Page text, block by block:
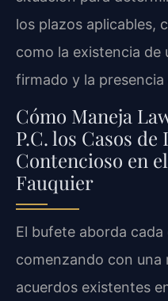
los plazos aplicables,
como la existencia de
firmado y la
Cómo Maneja
P.C. los Casos
Contencioso en
Fauquier
El bufete aborda
comenzando con una
acuerdos existentes